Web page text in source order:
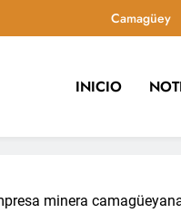
Camagüey
y entretiene con
INICIO
minera